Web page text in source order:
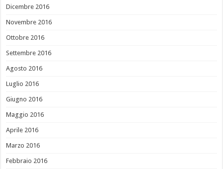
Dicembre 2016
Novembre 2016
Ottobre 2016
Settembre 2016
Agosto 2016
Luglio 2016
Giugno 2016
Maggio 2016
Aprile 2016
Marzo 2016
Febbraio 2016